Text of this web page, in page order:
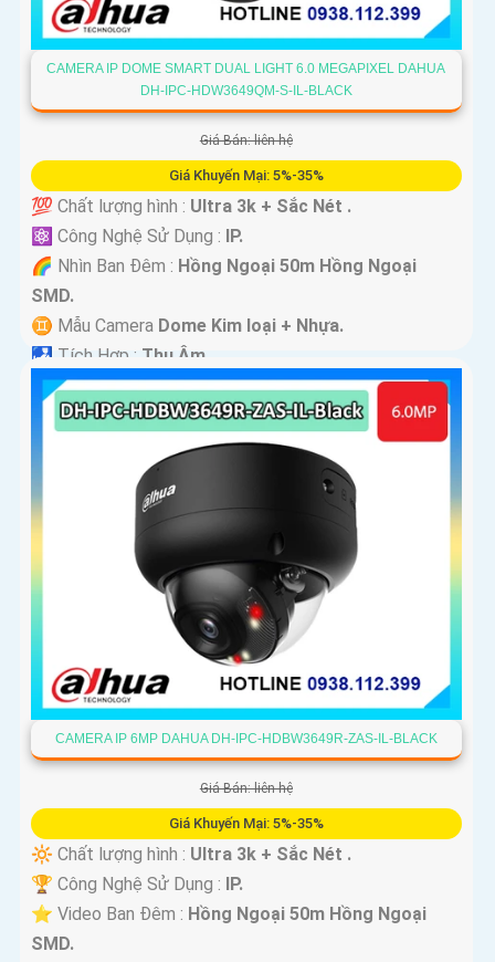
CAMERA IP DOME SMART DUAL LIGHT 6.0 MEGAPIXEL DAHUA
DH-IPC-HDW3649QM-S-IL-BLACK
Giá Bán: liên hệ
Giá Khuyến Mại: 5%-35%
💯 Chất lượng hình : Ultra 3k + Sắc Nét .
⚛️ Công Nghệ Sử Dụng :
IP.
🌈 Nhìn Ban Đêm : Hồng Ngoại 50m Hồng Ngoại
SMD.
♊ Mẫu Camera Dome Kim loại + Nhựa.
️🛃 Tích Hợp : Thu Âm.
CAMERA IP 6MP DAHUA DH-IPC-HDBW3649R-ZAS-IL-BLACK
Giá Bán: liên hệ
Giá Khuyến Mại: 5%-35%
🔆 Chất lượng hình : Ultra 3k + Sắc Nét .
🏆 Công Nghệ Sử Dụng :
IP.
⭐ Video Ban Đêm : Hồng Ngoại 50m Hồng Ngoại
SMD.